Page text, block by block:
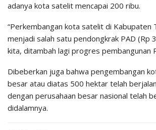
adanya kota satelit mencapai 200 ribu.
“Perkembangan kota satelit di Kabupaten
menjadi salah satu pendongkrak PAD (Rp
kita, ditambah lagi progres pembangunan
Dibeberkan juga bahwa pengembangan
besar atau diatas 500 hektar telah
dengan perusahaan besar nasional telah
didalamnya.